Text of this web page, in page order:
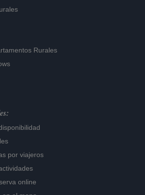
Rurales
por viajeros
online